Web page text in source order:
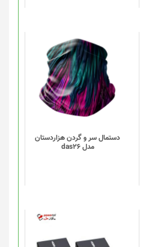
دستمال سر و گردن هزاردستان
مدل das26
این
محصول
دارای
انواع
مختلفی
می
گزینه
ها
محصول
شوند